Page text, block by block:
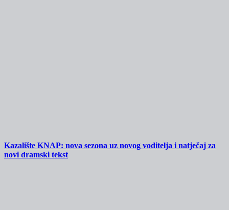
Kazalište KNAP: nova sezona uz novog voditelja i natječaj za
novi dramski tekst